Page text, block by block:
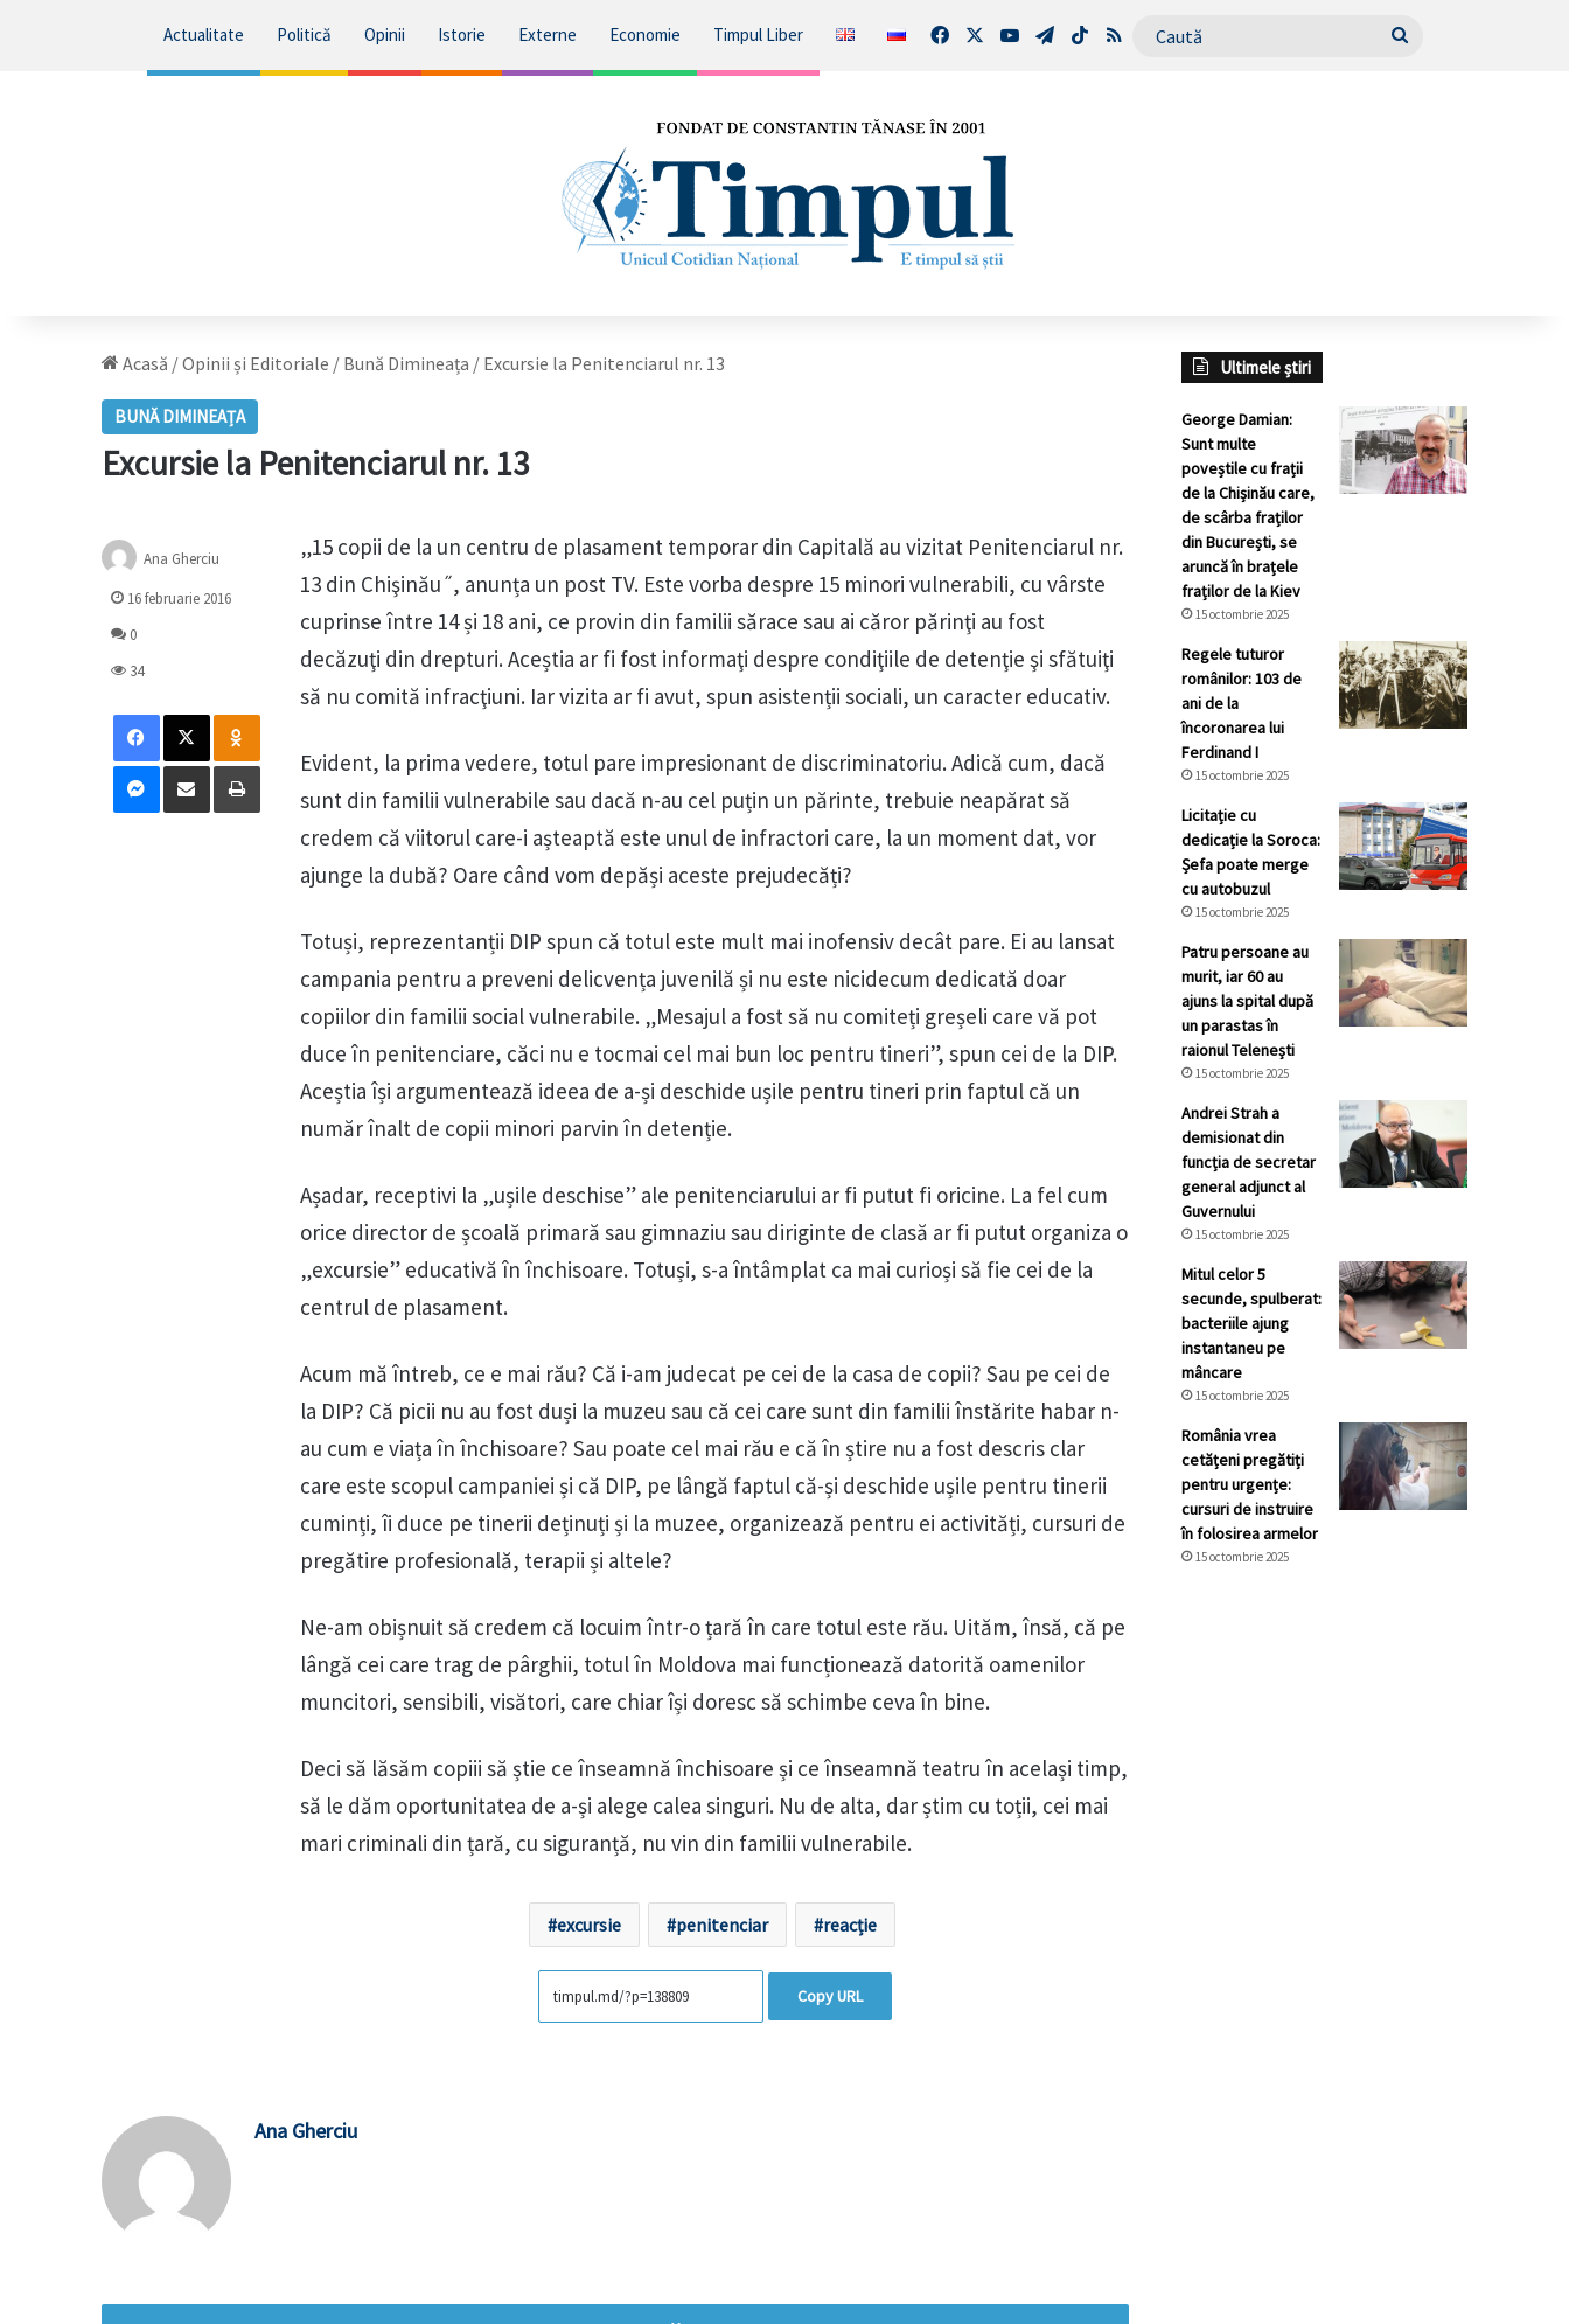
Actualitate Politică Opinii Istorie Externe Economie Timpul Liber FacebookYouTubeTelegram
TikTokRSS Caută
Acasă /Opinii și Editoriale / Bună Dimineața / Excursie la Penitenciarul nr. 13
BUNĂ DIMINEAȚA
Excursie la Penitenciarul nr. 13
„15 copii de la un centru de plasament temporar din Capitală au vizitat Penitenciarul nr.
13 din Chişinău˝, anunța un post TV. Este vorba despre 15 minori vulnerabili, cu vârste
cuprinse între 14 și 18 ani, ce provin din familii sărace sau ai căror părinţi au fost
decăzuţi din drepturi. Aceștia ar fi fost informaţi despre condiţiile de detenţie şi sfătuiţi
să nu comită infracţiuni. Iar vizita ar fi avut, spun asistenții sociali, un caracter educativ.
Evident, la prima vedere, totul pare impresionant de discriminatoriu. Adică cum, dacă
sunt din familii vulnerabile sau dacă n-au cel puțin un părinte, trebuie neapărat să
credem că viitorul care-i așteaptă este unul de infractori care, la un moment dat, vor
ajunge la dubă? Oare când vom depăși aceste prejudecăți?
Totuși, reprezentanții DIP spun că totul este mult mai inofensiv decât pare. Ei au lansat
campania pentru a preveni delicvența juvenilă și nu este nicidecum dedicată doar
copiilor din familii social vulnerabile. „Mesajul a fost să nu comiteți greșeli care vă pot
duce în penitenciare, căci nu e tocmai cel mai bun loc pentru tineri”, spun cei de la DIP.
Aceștia își argumentează ideea de a-și deschide ușile pentru tineri prin faptul că un
număr înalt de copii minori parvin în detenție.
Așadar, receptivi la „ușile deschise” ale penitenciarului ar fi putut fi oricine. La fel cum
orice director de școală primară sau gimnaziu sau diriginte de clasă ar fi putut organiza o
„excursie” educativă în închisoare. Totuși, s-a întâmplat ca mai curioși să fie cei de la
centrul de plasament.
Acum mă întreb, ce e mai rău? Că i-am judecat pe cei de la casa de copii? Sau pe cei de
la DIP? Că picii nu au fost duși la muzeu sau că cei care sunt din familii înstărite habar n-
au cum e viața în închisoare? Sau poate cel mai rău e că în știre nu a fost descris clar
care este scopul campaniei și că DIP, pe lângă faptul că-și deschide ușile pentru tinerii
cuminți, îi duce pe tinerii deținuți și la muzee, organizează pentru ei activități, cursuri de
pregătire profesională, terapii și altele?
Ne-am obișnuit să credem că locuim într-o țară în care totul este rău. Uităm, însă, că pe
lângă cei care trag de pârghii, totul în Moldova mai funcționează datorită oamenilor
muncitori, sensibili, visători, care chiar își doresc să schimbe ceva în bine.
Deci să lăsăm copiii să știe ce înseamnă închisoare și ce înseamnă teatru în același timp,
să le dăm oportunitatea de a-și alege calea singuri. Nu de alta, dar știm cu toții, cei mai
mari criminali din țară, cu siguranță, nu vin din familii vulnerabile.
excursie penitenciar reacție
Copy URL
Ana Gherciu
16 februarie 2016
0
34
Facebook
X Odnoklassniki
Messenger
Distribuie prin mail Tipărește
Ana Gherciu
Ultimele știri
George Damian:
Sunt multe
poveștile cu frații
de la Chișinău care,
de scârba fraților
din București, se
aruncă în brațele
fraților de la Kiev
15 octombrie 2025
Regele tuturor
românilor: 103 de
ani de la
încoronarea lui
Ferdinand I
15 octombrie 2025
Licitație cu
dedicație la Soroca:
Șefa poate merge
cu autobuzul
15 octombrie 2025
Patru persoane au
murit, iar 60 au
ajuns la spital după
un parastas în
raionul Telenești
15 octombrie 2025
Andrei Strah a
demisionat din
funcția de secretar
general adjunct al
Guvernului
15 octombrie 2025
Mitul celor 5
secunde, spulberat:
bacteriile ajung
instantaneu pe
mâncare
15 octombrie 2025
România vrea
cetățeni pregătiți
pentru urgențe:
cursuri de instruire
în folosirea armelor
15 octombrie 2025